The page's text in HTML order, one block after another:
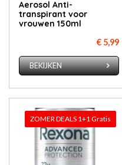
Aerosol Anti-
transpirant voor
vrouwen 150ml
€ 5,99
BEKIJKEN
ZOMER DEALS 1+1 Gratis